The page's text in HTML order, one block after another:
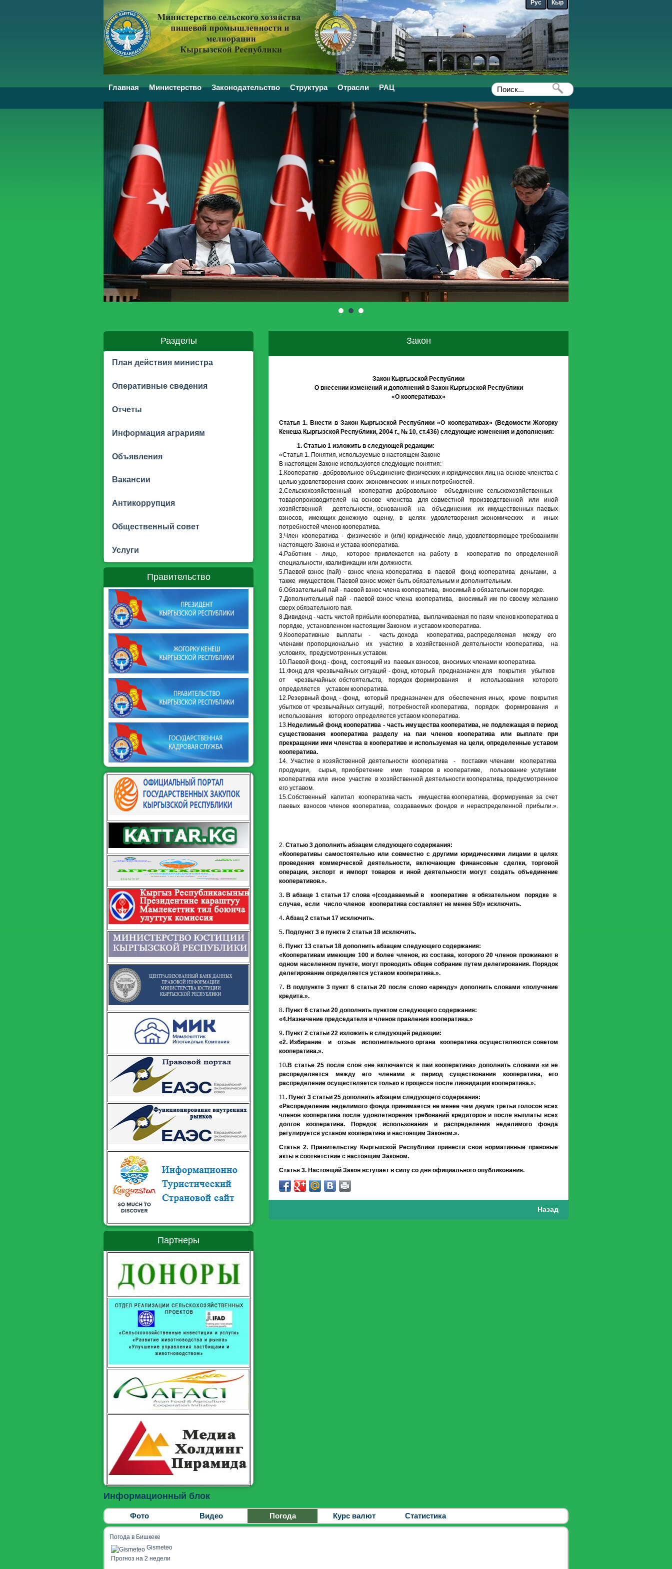
Кыр
Рус
Главная Министерство Законодательство Структура Отрасли РАЦ
Разделы
План действия министра
Оперативные сведения
Отчеты
Информация аграриям
Объявления
Вакансии
Антикоррупция
Общественный совет
Услуги
Правительство
Партнеры
Закон
Закон Кыргызской Республики
О внесении изменений и дополнений в Закон Кыргызской Республики
«О кооперативах»
Статья 1. Внести в Закон Кыргызской Республики «О кооперативах» (Ведомости Жогорку
Кенеша Кыргызской Республики, 2004 г., № 10, ст.436) следующие изменения и дополнения:
1. Статью 1 изложить в следующей редакции:
«Статья 1. Понятия, используемые в настоящем Законе
В настоящем Законе используются следующие понятия:
1.Кооператив - добровольное объединение физических и юридических лиц на основе членства с
целью удовлетворения своих экономических и иных потребностей.
2.Сельскохозяйственный кооператив добровольное объединение сельскохозяйственных
товаропроизводителей на основе членства для совместной производственной или иной
хозяйственной деятельности, основанной на объединении их имущественных паевых
взносов, имеющих денежную оценку, в целях удовлетворения экономических и иных
потребностей членов кооператива.
3.Член кооператива - физическое и (или) юридическое лицо, удовлетворяющее требованиям
настоящего Закона и устава кооператива.
4.Работник - лицо, которое привлекается на работу в кооператив по определенной
специальности, квалификации или должности.
5.Паевой взнос (пай) - взнос члена кооператива в паевой фонд кооператива деньгами, а
также имуществом. Паевой взнос может быть обязательным и дополнительным.
6.Обязательный пай - паевой взнос члена кооператива, вносимый в обязательном порядке.
7.Дополнительный пай - паевой взнос члена кооператива, вносимый им по своему желанию
сверх обязательного пая.
8.Дивиденд - часть чистой прибыли кооператива, выплачиваемая по паям членов кооператива в
порядке, установленном настоящим Законом и уставом кооператива.
9.Кооперативные выплаты - часть дохода кооператива, распределяемая между его
членами пропорционально их участию в хозяйственной деятельности кооператива, на
условиях, предусмотренных уставом.
10.Паевой фонд - фонд, состоящий из паевых взносов, вносимых членами кооператива.
11.Фонд для чрезвычайных ситуаций - фонд, который предназначен для покрытия убытков
от чрезвычайных обстоятельств, порядок формирования и использования которого
определяется уставом кооператива.
12.Резервный фонд - фонд, который предназначен для обеспечения иных, кроме покрытия
убытков от чрезвычайных ситуаций, потребностей кооператива, порядок формирования и
использования которого определяется уставом кооператива.
13.Неделимый фонд кооператива - часть имущества кооператива, не подлежащая в период
существования кооператива разделу на паи членов кооператива или выплате при
прекращении ими членства в кооперативе и используемая на цели, определенные уставом
кооператива.
14. Участие в хозяйственной деятельности кооператива - поставки членами кооператива
продукции, сырья, приобретение ими товаров в кооперативе, пользование услугами
кооператива или иное участие в хозяйственной деятельности кооператива, предусмотренное
его уставом.
15.Собственный капитал кооператива часть имущества кооператива, формируемая за счет
паевых взносов членов кооператива, создаваемых фондов и нераспределенной прибыли.».
2. Статью 3 дополнить абзацем следующего содержания:
«Кооперативы самостоятельно или совместно с другими юридическими лицами в целях
проведения коммерческой деятельности, включающие финансовые сделки, торговой
операции, экспорт и импорт товаров и иной деятельности могут создать объединение
кооперативов.».
3. В абзаце 1 статьи 17 слова «(создаваемый в кооперативе в обязательном порядке в
случае, если число членов кооператива составляет не менее 50)» исключить.
4. Абзац 2 статьи 17 исключить.
5. Подпункт 3 в пункте 2 статьи 18 исключить.
6. Пункт 13 статьи 18 дополнить абзацем следующего содержания:
«Кооперативам имеющие 100 и более членов, из состава, которого 20 членов проживают в
одном населенном пункте, могут проводить общее собрание путем делегирования. Порядок
делегирование определяется уставом кооператива.».
7. В подпункте 3 пункт 6 статьи 20 после слово «аренду» дополнить словами «получение
кредита.».
8. Пункт 6 статьи 20 дополнить пунктом следующего содержания:
«4.Назначение председателя и членов правления кооператива.»
9. Пункт 2 статьи 22 изложить в следующей редакции:
«2. Избирание и отзыв исполнительного органа кооператива осуществляются советом
кооператива.».
10.В статье 25 после слов «не включается в паи кооператива» дополнить словами «и не
распределяется между его членами в период существования кооператива, его
распределение осуществляется только в процессе после ликвидации кооператива.».
11. Пункт 3 статьи 25 дополнить абзацем следующего содержания:
«Распределение неделимого фонда принимается не менее чем двумя третьи голосов всех
членов кооператива после удовлетворения требований кредиторов и после выплаты всех
долгов кооператива. Порядок использования и распределения неделимого фонда
регулируется уставом кооператива и настоящим Законом.».
Статья 2. Правительству Кыргызской Республики привести свои нормативные правовые
акты в соответствие с настоящим Законом.
Статья 3. Настоящий Закон вступает в силу со дня официального опубликования.
Назад
Информационный блок
Фото Видео Погода Курс валют Статистика
Погода в Бишкеке
Gismeteo
Прогноз на 2 недели